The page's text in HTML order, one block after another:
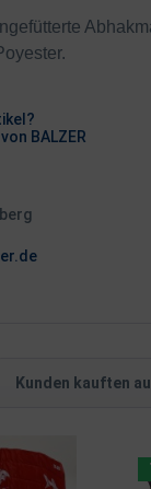
BALZER
Kunden kauften